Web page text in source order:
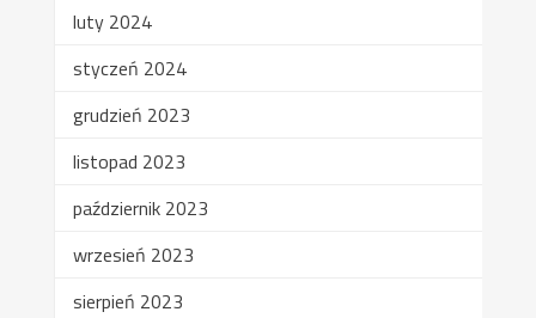
luty 2024
styczeń 2024
grudzień 2023
listopad 2023
październik 2023
wrzesień 2023
sierpień 2023